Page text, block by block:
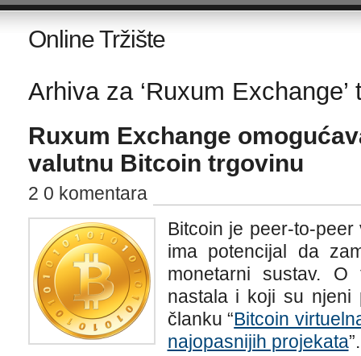
Online Tržište
Arhiva za ‘Ruxum Exchange’
Ruxum Exchange
valutnu Bitcoin trgovinu
2 0 komentara
Bitcoin je peer-to-
ima potencijal da
monetarni sustav.
nastala i koji su njeni
članku “Bitcoin
najopasnijih projekata”.